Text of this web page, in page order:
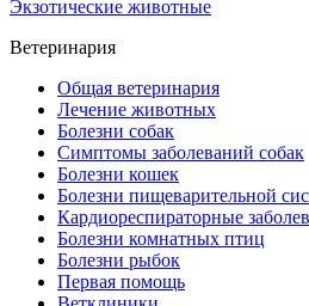
Экзотические животные
Ветеринария
Общая ветеринария
Лечение животных
Болезни собак
Симптомы заболеваний собак
Болезни кошек
Болезни пищеварительной
Кардиореспираторные
Болезни комнатных птиц
Болезни рыбок
Первая помощь